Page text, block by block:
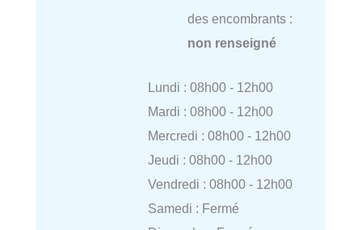
des encombrants :
non renseigné
Lundi : 08h00 - 12h00
Mardi : 08h00 - 12h00
Mercredi : 08h00 - 12h00
Jeudi : 08h00 - 12h00
Vendredi : 08h00 - 12h00
Samedi : Fermé